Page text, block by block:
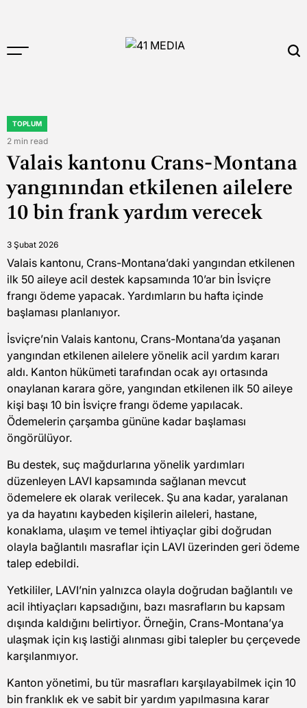
to
POSTED
IN
TOPLUM
Estimated
read
time
2 min read
Valais kantonu Crans-Montana
yangınından etkilenen ailelere
10 bin frank yardım verecek
3 Şubat 2026
Valais kantonu, Crans-Montana’daki yangından etkilenen
ilk 50 aileye acil destek kapsamında 10’ar bin İsviçre
frangı ödeme yapacak. Yardımların bu hafta içinde
başlaması planlanıyor.
İsviçre’nin Valais kantonu, Crans-Montana’da yaşanan
yangından etkilenen ailelere yönelik acil yardım kararı
aldı. Kanton hükümeti tarafından ocak ayı ortasında
onaylanan karara göre, yangından etkilenen ilk 50 aileye
kişi başı 10 bin İsviçre frangı ödeme yapılacak.
Ödemelerin çarşamba gününe kadar başlaması
öngörülüyor.
Bu destek, suç mağdurlarına yönelik yardımları
düzenleyen LAVI kapsamında sağlanan mevcut
ödemelere ek olarak verilecek. Şu ana kadar, yaralanan
ya da hayatını kaybeden kişilerin aileleri, hastane,
konaklama, ulaşım ve temel ihtiyaçlar gibi doğrudan
olayla bağlantılı masraflar için LAVI üzerinden geri ödeme
talep edebildi.
Yetkililer, LAVI’nin yalnızca olayla doğrudan bağlantılı ve
acil ihtiyaçları kapsadığını, bazı masrafların bu kapsam
dışında kaldığını belirtiyor. Örneğin, Crans-Montana’ya
ulaşmak için kış lastiği alınması gibi talepler bu çerçevede
karşılanmıyor.
Kanton yönetimi, bu tür masrafları karşılayabilmek için 10
bin franklık ek ve sabit bir yardım yapılmasına karar